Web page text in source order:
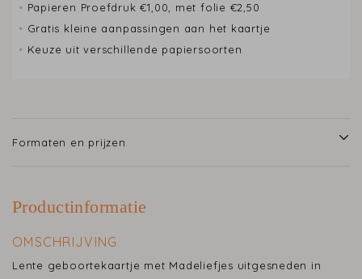
• Papieren Proefdruk €1,00, met folie €2,50
• Gratis kleine aanpassingen aan het kaartje
• Keuze uit verschillende papiersoorten
Formaten en prijzen
Productinformatie
OMSCHRIJVING
Lente geboortekaartje met Madeliefjes uitgesneden in